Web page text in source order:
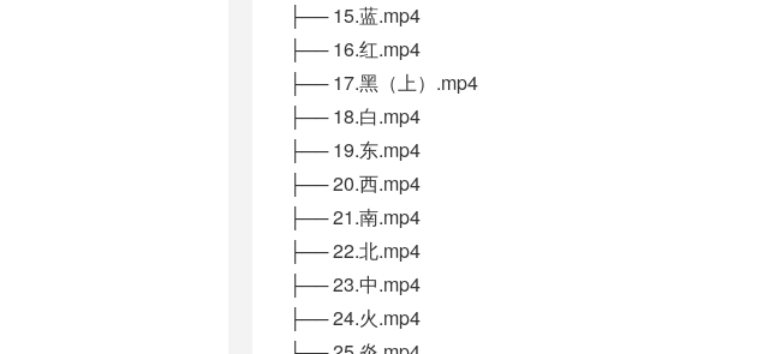
├── 15.蓝.mp4
├── 16.红.mp4
├── 17.黑（上）.mp4
├── 18.白.mp4
├── 19.东.mp4
├── 20.西.mp4
├── 21.南.mp4
├── 22.北.mp4
├── 23.中.mp4
├── 24.火.mp4